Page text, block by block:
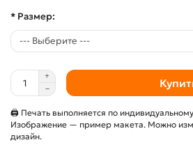
* Размер:
🖨 Печать выполняется по
Изображение — пример макета. Можно
дизайн.